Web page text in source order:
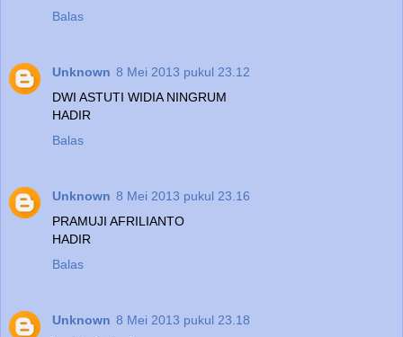
Balas
Unknown 8 Mei 2013 pukul 23.12
DWI ASTUTI WIDIA NINGRUM
HADIR
Balas
Unknown 8 Mei 2013 pukul 23.16
PRAMUJI AFRILIANTO
HADIR
Balas
Unknown 8 Mei 2013 pukul 23.18